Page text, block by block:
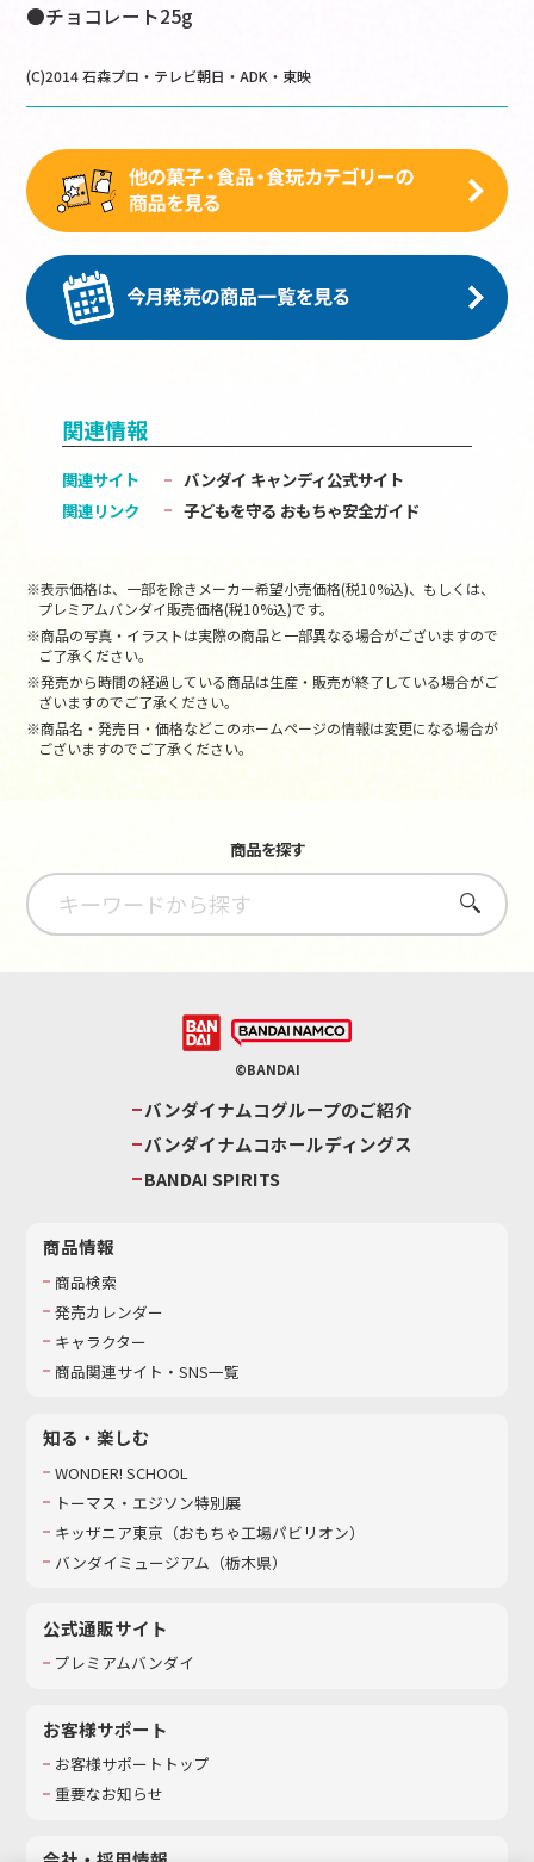
●チョコレート25g
(C)2014 石森プロ・テレビ朝日・ADK・東映
関連情報
関連サイト
バンダイ キャンディ公式サイト
関連リンク
子どもを守る おもちゃ安全ガイド
※表示価格は、一部を除きメーカー希望小売価格(税10%込)、もしくは、
プレミアムバンダイ販売価格(税10%込)です。
※商品の写真・イラストは実際の商品と一部異なる場合がございますので
ご了承ください。
※発売から時間の経過している商品は生産・販売が終了している場合がご
ざいますのでご了承ください。
※商品名・発売日・価格などこのホームページの情報は変更になる場合が
ございますのでご了承ください。
商品を探す
さがす
©BANDAI
バンダイナムコグループのご紹介
バンダイナムコホールディングス
BANDAI SPIRITS
商品情報
商品検索
発売カレンダー
キャラクター
商品関連サイト・SNS一覧
知る・楽しむ
WONDER! SCHOOL
トーマス・エジソン特別展
キッザニア東京（おもちゃ工場パビリオン）​
バンダイミュージアム（栃木県）
公式通販サイト
プレミアムバンダイ
お客様サポート
お客様サポートトップ
重要なお知らせ